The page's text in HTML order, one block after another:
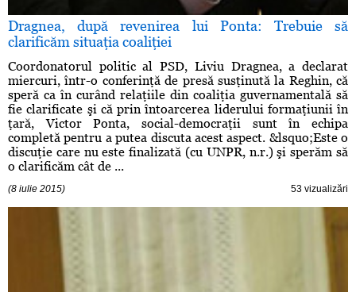
Dragnea, după revenirea lui Ponta: Trebuie să
clarificăm situaţia coaliţiei
Coordonatorul politic al PSD, Liviu Dragnea, a declarat
miercuri, într-o conferinţă de presă susţinută la Reghin, că
speră ca în curând relaţiile din coaliţia guvernamentală să
fie clarificate şi că prin întoarcerea liderului formaţiunii în
ţară, Victor Ponta, social-democraţii sunt în echipa
completă pentru a putea discuta acest aspect. &lsquo;Este o
discuţie care nu este finalizată (cu UNPR, n.r.) şi sperăm să
o clarificăm cât de ...
(8 iulie 2015) 53 vizualizări